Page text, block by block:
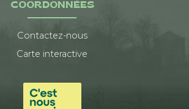
COORDONNÉES
Contactez-nous
Carte interactive